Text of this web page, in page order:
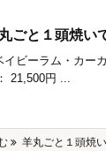
ごと１頭焼い
イビーラム・カー
21,500円 ...
羊丸ごと１頭焼